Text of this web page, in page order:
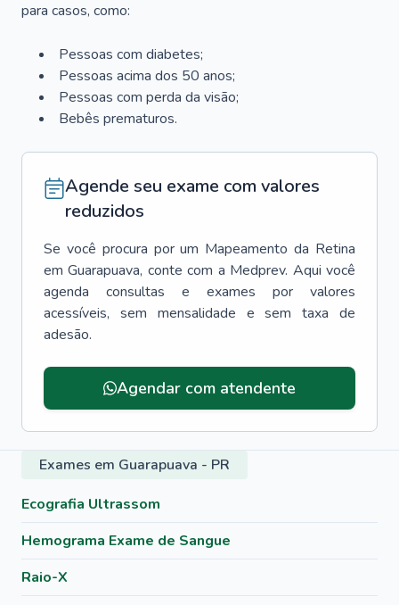
para casos, como:
Pessoas com diabetes;
Pessoas acima dos 50 anos;
Pessoas com perda da visão;
Bebês prematuros.
Agende seu exame com valores
reduzidos
Se você procura por um Mapeamento da Retina
em Guarapuava, conte com a Medprev. Aqui você
agenda consultas e exames por valores
acessíveis, sem mensalidade e sem taxa de
adesão.
Agendar com atendente
Menu lateral
Exames em Guarapuava - PR
Ecografia Ultrassom
Hemograma Exame de Sangue
Raio-X